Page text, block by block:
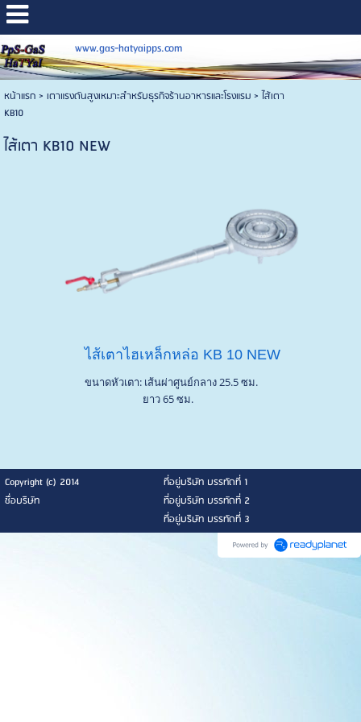
www.gas-hatyaipps.com
หน้าแรก> เตาแรงดันสูงเหมาะสำหรับธุรกิจร้านอาหารและโรงแรม>ไส้เตา
KB10
ไส้เตา KB10 NEW
ไส้เตาไฮเหล็กหล่อ KB 10 NEW
ขนาดหัวเตา: เส้นผ่าศูนย์กลาง 25.5 ซม.
ยาว 65 ซม.
Copyright (c) 2014
ที่อยู่บริษัท บรรทัดที่ 1
ชื่อบริษัท
ที่อยู่บริษัท บรรทัดที่ 2
ที่อยู่บริษัท บรรทัดที่ 3